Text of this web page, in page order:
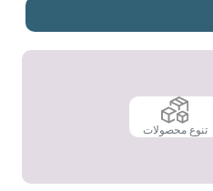
تنوع محصولات